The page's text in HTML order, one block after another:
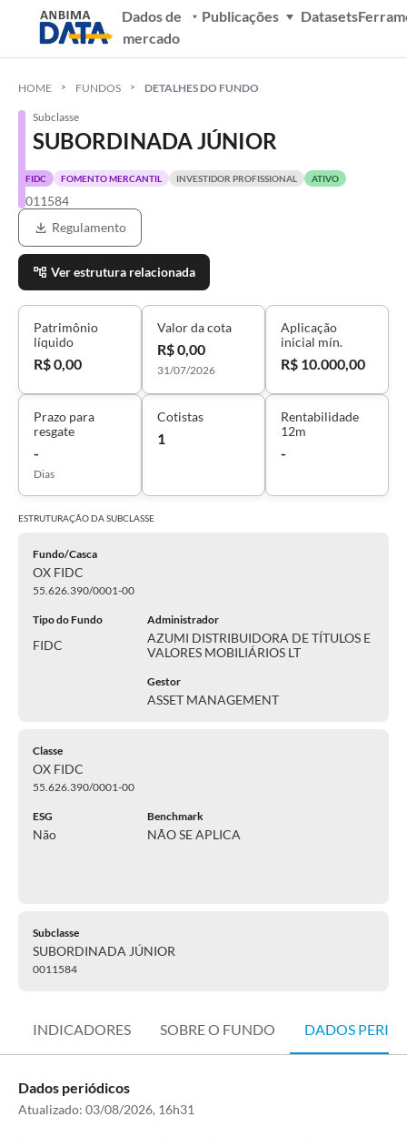
Dados de
mercado
Publicações Datasets
HOME FUNDOS DETALHES DO FUNDO
Subclasse
SUBORDINADA JÚNIOR
FIDC FOMENTO MERCANTIL INVESTIDOR PROFISSIONAL ATIVO
0011584
Regulamento
Ver estrutura relacionada
Patrimônio
líquido
R$ 0,00
Valor da cota
R$ 0,00
31/07/2026
Aplicação
inicial mín.
R$ 10.000,00
Prazo para
resgate
-
Dias
Cotistas
1
Rentabilidade
12m
-
ESTRUTURAÇÃO DASUBCLASSE
Fundo/Casca
OX FIDC
55.626.390/0001-00
Tipo do Fundo
FIDC
Administrador
AZUMI DISTRIBUIDORA DE TÍTULOS E
VALORES MOBILIÁRIOS LT
Gestor
ASSET MANAGEMENT
Classe
OX FIDC
55.626.390/0001-00
ESG
Não
Benchmark
NÃO SE APLICA
Subclasse
SUBORDINADA JÚNIOR
0011584
INDICADORES SOBRE O FUNDO DADOS
Dados periódicos
Atualizado: 03/08/2026, 16h31